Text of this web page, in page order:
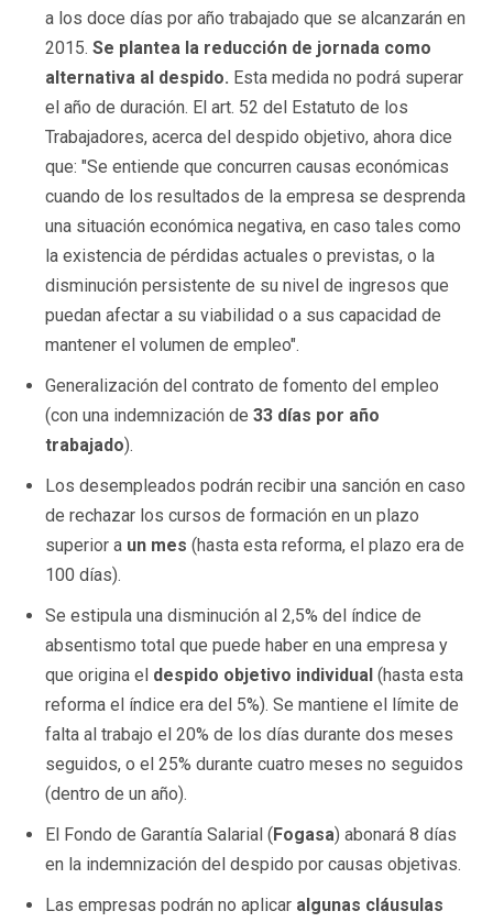
a los doce días por año trabajado que se alcanzarán en
2015. Se plantea la reducción de jornada como
alternativa al despido. Esta medida no podrá superar
el año de duración. El art. 52 del Estatuto de los
Trabajadores, acerca del despido objetivo, ahora dice
que: "Se entiende que concurren causas económicas
cuando de los resultados de la empresa se desprenda
una situación económica negativa, en caso tales como
la existencia de pérdidas actuales o previstas, o la
disminución persistente de su nivel de ingresos que
puedan afectar a su viabilidad o a sus capacidad de
mantener el volumen de empleo".
Generalización del contrato de fomento del empleo
(con una indemnización de 33 días por año
trabajado).
Los desempleados podrán recibir una sanción en caso
de rechazar los cursos de formación en un plazo
superior a un mes (hasta esta reforma, el plazo era de
100 días).
Se estipula una disminución al 2,5% del índice de
absentismo total que puede haber en una empresa y
que origina el despido objetivo individual (hasta esta
reforma el índice era del 5%). Se mantiene el límite de
falta al trabajo el 20% de los días durante dos meses
seguidos, o el 25% durante cuatro meses no seguidos
(dentro de un año).
El Fondo de Garantía Salarial (Fogasa) abonará 8 días
en la indemnización del despido por causas objetivas.
Las empresas podrán no aplicar algunas cláusulas